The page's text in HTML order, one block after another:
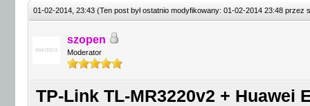
01-02-2014, 23:43 (Ten post był ostatnio modyfikowany: 01-02-2014 23:48 przez
szopen
Moderator
TP-Link TL-MR3220v2 + Huawei